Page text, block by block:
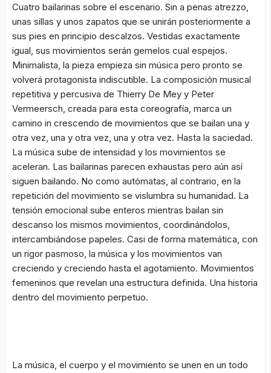
Cuatro bailarinas sobre el escenario. Sin a penas atrezzo,
unas sillas y unos zapatos que se unirán posteriormente a
sus pies en principio descalzos. Vestidas exactamente
igual, sus movimientos serán gemelos cual espejos.
Minimalista, la pieza empieza sin música pero pronto se
volverá protagonista indiscutible. La composición musical
repetitiva y percusiva de Thierry De Mey y Peter
Vermeersch, creada para esta coreografía, marca un
camino in crescendo de movimientos que se bailan una y
otra vez, una y otra vez, una y otra vez. Hasta la saciedad.
La música sube de intensidad y los movimientos se
aceleran. Las bailarinas parecen exhaustas pero aún así
siguen bailando. No como autómatas, al contrario, en la
repetición del movimiento se vislumbra su humanidad. La
tensión emocional sube enteros mientras bailan sin
descanso los mismos movimientos, coordinándolos,
intercambiándose papeles. Casi de forma matemática, con
un rigor pasmoso, la música y los movimientos van
creciendo y creciendo hasta el agotamiento. Movimientos
femeninos que revelan una estructura definida. Una historia
dentro del movimiento perpetuo.
La música, el cuerpo y el movimiento se unen en un todo